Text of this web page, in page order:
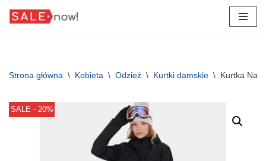
Strona główna \ Kobieta \ Odzież \ Kurtki damskie \ Kurtka
SALE - 20%